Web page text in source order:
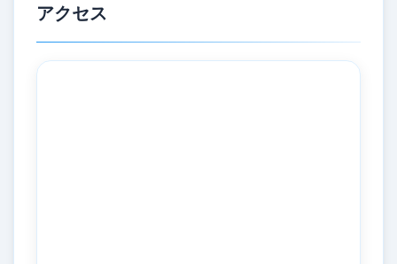
アクセス